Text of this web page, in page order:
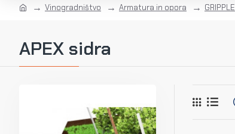
Vinogradništvo Armatura in opora GRIPPLE
APEX sidra